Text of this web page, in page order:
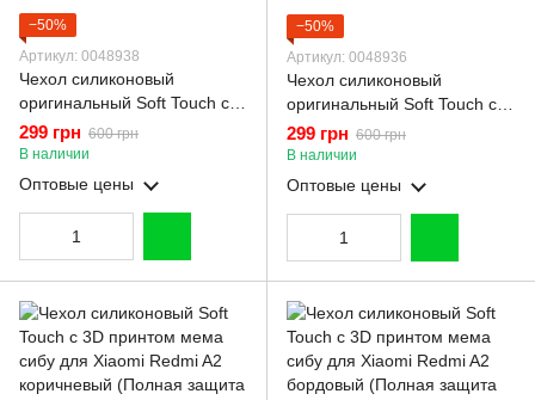
−50%
Артикул: 0048938
Чехол силиконовый
оригинальный Soft Touch с
3D принтом смешного теда
мишки для Xiaomi Redmi A2
розовый (Полная защита
299 грн 600 грн
В наличии
Оптовые цены
−50%
Артикул: 0048936
Чехол силиконовый
оригинальный Soft Touch с
3D принтом смешного теда
мишки для Xiaomi Redmi A2
молочный (Полная защита
299 грн 600 грн
В наличии
Оптовые цены